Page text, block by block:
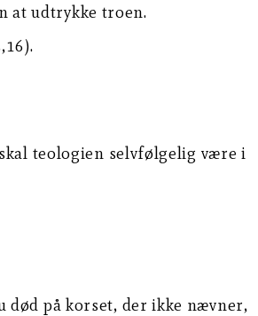
at udtrykke troen.
teologien selvfølgelig være i
død på korset, der ikke nævner,